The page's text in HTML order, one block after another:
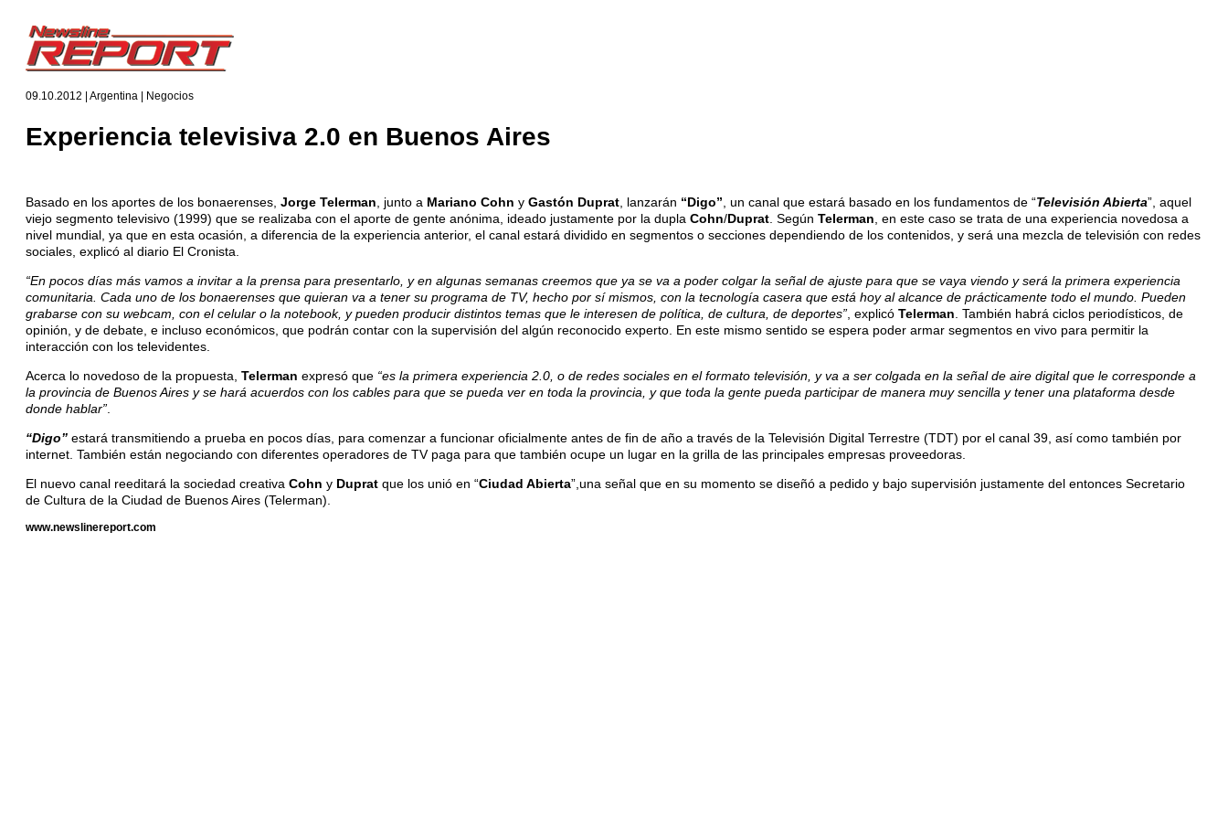
09.10.2012 | Argentina | Negocios
Experiencia televisiva 2.0 en Buenos Aires
Basado en los aportes de los bonaerenses, Jorge Telerman , junto a Mariano Cohn y Gastón Duprat , lanzarán “Digo” , un canal que estará basado en los fundamentos de “Televisión Abierta”, aquel
viejo segmento televisivo (1999) que se realizaba con el aporte de gente anónima, ideado justamente por la dupla Cohn/Duprat . Según Telerman , en este caso se trata de una experiencia novedosa a
nivel mundial, ya que en esta ocasión, a diferencia de la experiencia anterior, el canal estará dividido en segmentos o secciones dependiendo de los contenidos, y será una mezcla de televisión con redes
sociales, explicó al diario El Cronista.
“En pocos días más vamos a invitar a la prensa para presentarlo, y en algunas semanas creemos que ya se va a poder colgar la señal de ajuste para que se vaya viendo y será la primera experiencia
comunitaria. Cada uno de los bonaerenses que quieran va a tener su programa de TV, hecho por sí mismos, con la tecnología casera que está hoy al alcance de prácticamente todo el mundo. Pueden
grabarse con su webcam, con el celular o la notebook, y pueden producir distintos temas que le interesen de política, de cultura, de deportes” , explicó Telerman . También habrá ciclos periodísticos, de
opinión, y de debate, e incluso económicos, que podrán contar con la supervisión del algún reconocido experto. En este mismo sentido se espera poder armar segmentos en vivo para permitir la
interacción con los televidentes.
Acerca lo novedoso de la propuesta, Telerman expresó que “es la primera experiencia 2.0, o de redes sociales en el formato televisión, y va a ser colgada en la señal de aire digital que le corresponde a
la provincia de Buenos Aires y se hará acuerdos con los cables para que se pueda ver en toda la provincia, y que toda la gente pueda participar de manera muy sencilla y tener una plataforma desde
donde hablar”
“Digo” estará transmitiendo a prueba en pocos días, para comenzar a funcionar oficialmente antes de fin de año a través de la Televisión Digital Terrestre (TDT) por el canal 39, así como también por
internet. También están negociando con diferentes operadores de TV paga para que también ocupe un lugar en la grilla de las principales empresas proveedoras.
El nuevo canal reeditará la sociedad creativa Cohn y Duprat que los unió en “Ciudad Abierta”,una señal que en su momento se diseñó a pedido y bajo supervisión justamente del entonces Secretario
de Cultura de la Ciudad de Buenos Aires (Telerman).
www.newslinereport.com